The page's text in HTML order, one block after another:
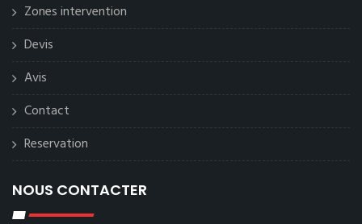
Zones intervention
Devis
Avis
Contact
Reservation
NOUS CONTACTER